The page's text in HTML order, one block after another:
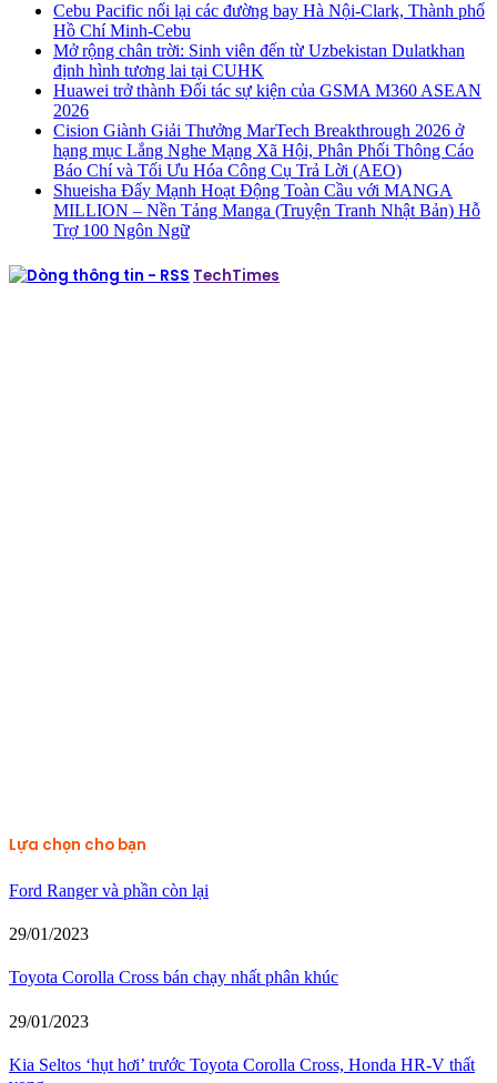
Cebu Pacific nối lại các đường bay Hà Nội-Clark, Thành phố
Hồ Chí Minh-Cebu
Mở rộng chân trời: Sinh viên đến từ Uzbekistan Dulatkhan
định hình tương lai tại CUHK
Huawei trở thành Đối tác sự kiện của GSMA M360 ASEAN
2026
Cision Giành Giải Thưởng MarTech Breakthrough 2026 ở
hạng mục Lắng Nghe Mạng Xã Hội, Phân Phối Thông Cáo
Báo Chí và Tối Ưu Hóa Công Cụ Trả Lời (AEO)
Shueisha Đẩy Mạnh Hoạt Động Toàn Cầu với MANGA
MILLION – Nền Tảng Manga (Truyện Tranh Nhật Bản) Hỗ
Trợ 100 Ngôn Ngữ
TechTimes
Lựa chọn cho bạn
Ford Ranger và phần còn lại
29/01/2023
Toyota Corolla Cross bán chạy nhất phân khúc
29/01/2023
Kia Seltos ‘hụt hơi’ trước Toyota Corolla Cross, Honda HR-V thất